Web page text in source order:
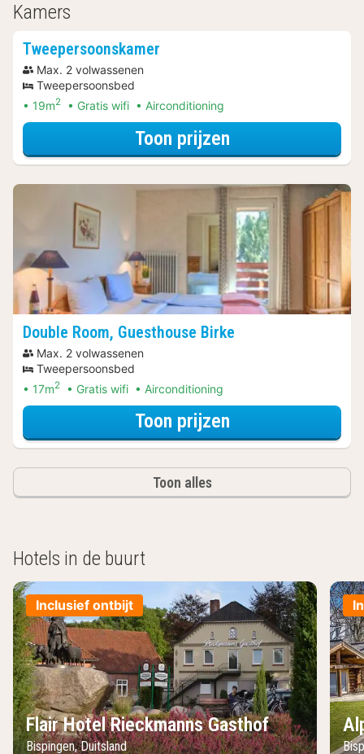
Kamers
Tweepersoonskamer
Max. 2 volwassenen
Tweepersoonsbed
19m2 Gratis wifi Airconditioning
Toon prijzenvoor
Double Room, Guesthouse Birke
Max. 2 volwassenen
Tweepersoonsbed
17m2 Gratis wifi Airconditioning
Toon prijzenvoor Double
Toon alles
Hotels in de buurt
Inclusief ontbijt
Flair Hotel Rieckmanns Gasthof
Bispingen, Duitsland